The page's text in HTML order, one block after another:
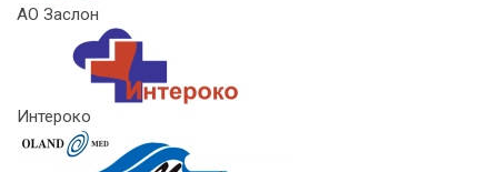
АО Заслон
Интероко